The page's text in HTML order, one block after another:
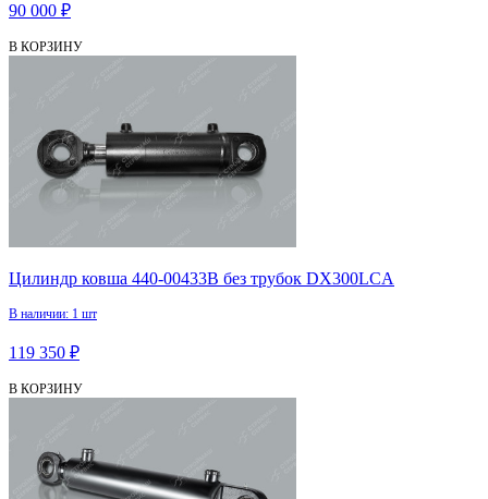
90 000 ₽
В КОРЗИНУ
Цилиндр ковша 440-00433B без трубок DX300LCA
В наличии: 1 шт
119 350 ₽
В КОРЗИНУ